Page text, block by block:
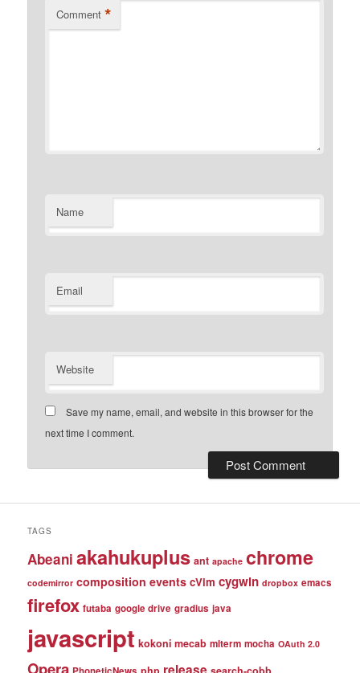
Comment *
Name
Email
Website
Save my name, email, and website in this browser for the
next time I comment.
TAGS
Abeani akahukuplus ant apache chrome
codemirror composition events cVim cygwin dropbox emacs
firefox futaba google drive gradius java
javascript kokoni mecab mlterm mocha OAuth 2.0
Opera